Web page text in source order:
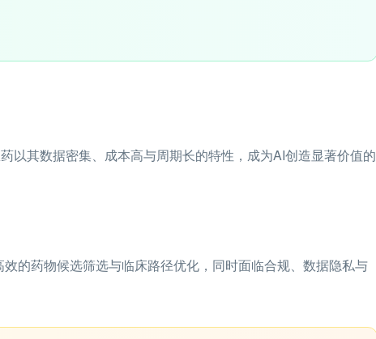
其数据密集、成本高与周期长的特性，成为AI创造显著价值的
的药物候选筛选与临床路径优化，同时面临合规、数据隐私与